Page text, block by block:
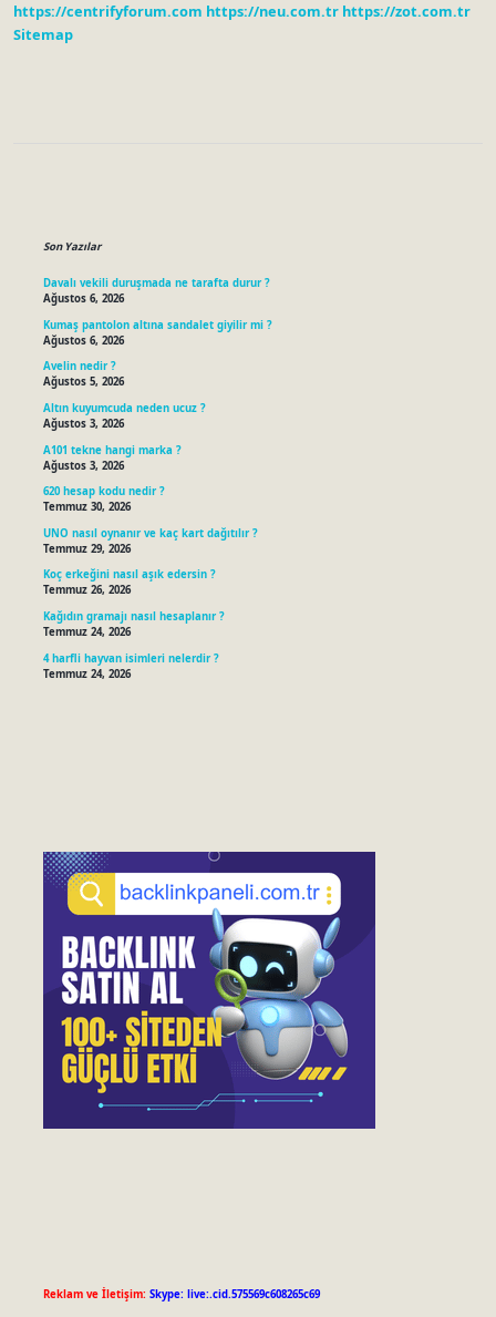
https://centrifyforum.com https://neu.com.tr https://zot.com.tr
Sitemap
Son Yazılar
Davalı vekili duruşmada ne tarafta durur ?
Ağustos 6, 2026
Kumaş pantolon altına sandalet giyilir mi ?
Ağustos 6, 2026
Avelin nedir ?
Ağustos 5, 2026
Altın kuyumcuda neden ucuz ?
Ağustos 3, 2026
A101 tekne hangi marka ?
Ağustos 3, 2026
620 hesap kodu nedir ?
Temmuz 30, 2026
UNO nasıl oynanır ve kaç kart dağıtılır ?
Temmuz 29, 2026
Koç erkeğini nasıl aşık edersin ?
Temmuz 26, 2026
Kağıdın gramajı nasıl hesaplanır ?
Temmuz 24, 2026
4 harfli hayvan isimleri nelerdir ?
Temmuz 24, 2026
Reklam ve İletişim: Skype: live:.cid.575569c608265c69